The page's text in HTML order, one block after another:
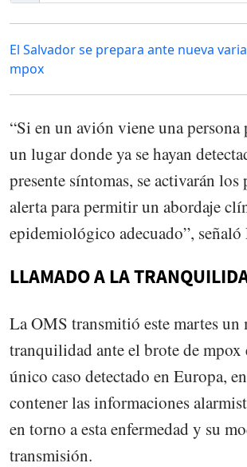
El Salvador se prepara ante nueva
mpox
“Si en un avión viene una persona
un lugar donde ya se hayan
presente síntomas, se activarán
alerta para permitir un abordaje
epidemiológico adecuado”, señaló
LLAMADO A LA
La OMS transmitió este martes un
tranquilidad ante el brote de
único caso detectado en Europa,
contener las informaciones
en torno a esta enfermedad y su
transmisión.